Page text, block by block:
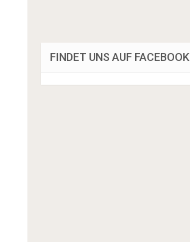
FINDET UNS AUF FACEBOOK